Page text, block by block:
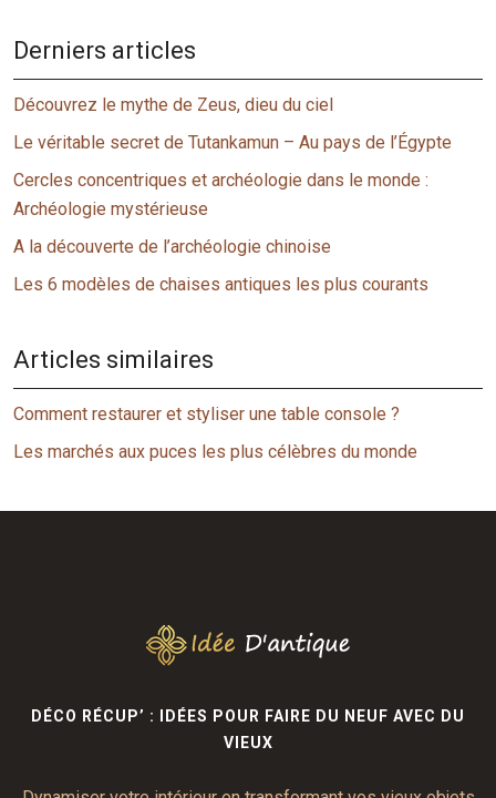
Derniers articles
Découvrez le mythe de Zeus, dieu du ciel
Le véritable secret de Tutankamun – Au pays de l’Égypte
Cercles concentriques et archéologie dans le monde :
Archéologie mystérieuse
A la découverte de l’archéologie chinoise
Les 6 modèles de chaises antiques les plus courants
Articles similaires
Comment restaurer et styliser une table console ?
Les marchés aux puces les plus célèbres du monde
DÉCO RÉCUP’ : IDÉES POUR FAIRE DU NEUF AVEC DU
VIEUX